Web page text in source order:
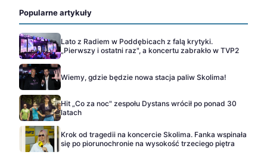
Popularne artykuły
Lato z Radiem w Poddębicach z falą krytyki.
„Pierwszy i ostatni raz", a koncertu zabrakło w TVP2
Wiemy, gdzie będzie nowa stacja paliw Skolima!
Hit „Co za noc" zespołu Dystans wrócił po ponad 30
latach
Krok od tragedii na koncercie Skolima. Fanka wspinała
się po piorunochronie na wysokość trzeciego piętra